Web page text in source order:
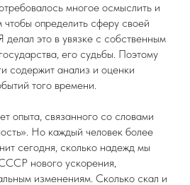
многое осмыслить и
чтобы определить сферу своей
делал это в увязке с собственным
его судьбы. Поэтому
содержит анализ и оценки
того времени.
опыта, связанного со словами
Но каждый человек более
сегодня, сколько надежд мы
нового ускорения,
изменениям. Сколько скал и